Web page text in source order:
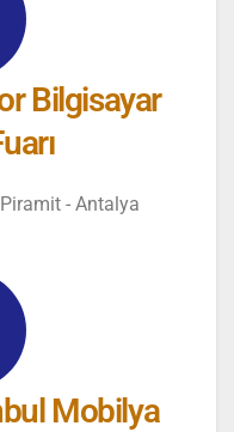
Bilgisayar
- Antalya
Mobilya